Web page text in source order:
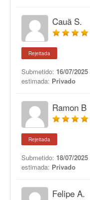
Cauã S.
Rejeitada
Submetido: 16/07/
estimada: Privado
Ramon B
Rejeitada
Submetido: 18/07/
estimada: Privado
Felipe A.